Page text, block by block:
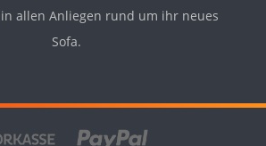
allen Anliegen rund um ihr neues
Sofa.